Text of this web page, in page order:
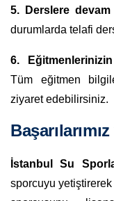
5. Derslere
durumlarda telafi
6.
Tüm eğitmen
ziyaret edebilirsiniz.
İstanbul Su
sporcuyu